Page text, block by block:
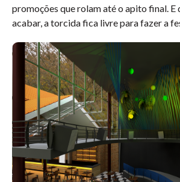
promoções que rolam até o apito final. E
acabar, a torcida fica livre para fazer a